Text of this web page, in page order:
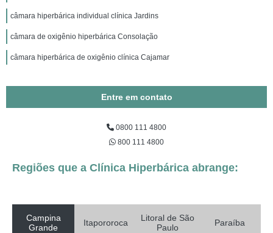
câmara hiperbárica individual clínica Jardins
câmara de oxigênio hiperbárica Consolação
câmara hiperbárica de oxigênio clínica Cajamar
Entre em contato
0800 111 4800
800 111 4800
Regiões que a Clínica Hiperbárica abrange:
Campina
Grande
Itapororoca
Litoral de São
Paulo
Paraíba